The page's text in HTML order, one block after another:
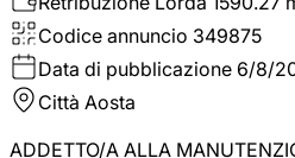
Codice annuncio 349875
Data di pubblicazione 6/8/
Città Aosta
ADDETTO/A ALLA